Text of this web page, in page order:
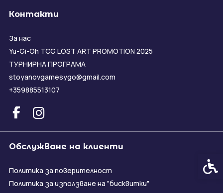
Контакти
За нас
Yu-Gi-Oh TCG LOST ART PROMOTION 2025
ТУРНИРНА ПРОГРАМА
stoyanovgamesygo@gmail.com
+359885513107
Обслужване на клиенти
Политика за поверителност
Политика за използване на "бисквитки"